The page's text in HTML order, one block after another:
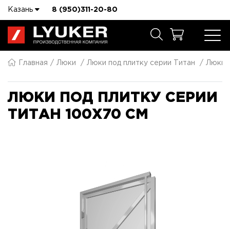
Казань 8 (950)311-20-80
Главная Люки Люки под плитку серии Титан Люки
ЛЮКИ ПОД ПЛИТКУ СЕРИИ
ТИТАН 100X70 СМ